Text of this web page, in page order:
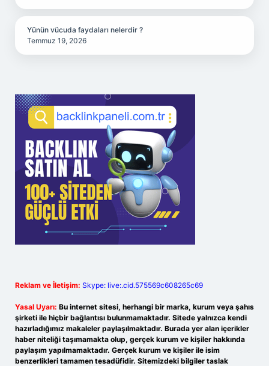
Yünün vücuda faydaları nelerdir ?
Temmuz 19, 2026
Reklam ve İletişim: Skype: live:.cid.575569c608265c69
Yasal Uyarı: Bu internet sitesi, herhangi bir marka, kurum veya şahıs
şirketi ile hiçbir bağlantısı bulunmamaktadır. Sitede yalnızca kendi
hazırladığımız makaleler paylaşılmaktadır. Burada yer alan içerikler
haber niteliği taşımamakta olup, gerçek kurum ve kişiler hakkında
paylaşım yapılmamaktadır. Gerçek kurum ve kişiler ile isim
benzerlikleri tamamen tesadüfidir. Sitemizdeki bilgiler taslak